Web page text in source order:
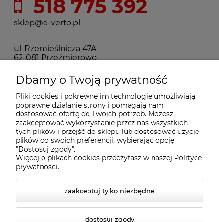
518 775 392
sklep@e-verto.pl
ul. Rzemieślnicza 47A
62-081 Przeźmierowo
Pomoc
Moje konto
Płatności i dostawa
O nas
Dbamy o Twoją prywatność
Pliki cookies i pokrewne im technologie umożliwiają
poprawne działanie strony i pomagają nam
dostosować ofertę do Twoich potrzeb. Możesz
zaakceptować wykorzystanie przez nas wszystkich
tych plików i przejść do sklepu lub dostosować użycie
plików do swoich preferencji, wybierając opcję
"Dostosuj zgody".
Więcej o plikach cookies przeczytasz w naszej Polityce
prywatności.
zaakceptuj tylko niezbędne
dostosuj zgody